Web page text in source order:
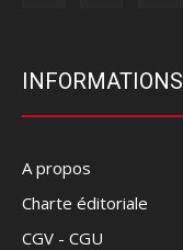
INFORMATIONS
A propos
Charte éditoriale
CGV - CGU